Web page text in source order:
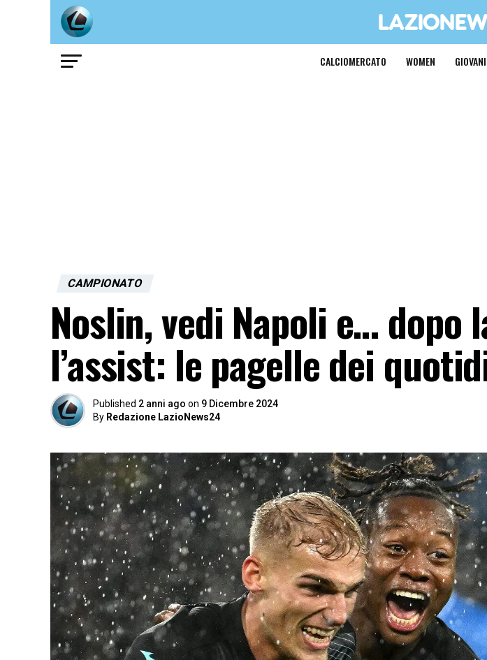
CALCIOMERCATO WOMEN
CAMPIONATO
Noslin, vedi Napoli e…
l’assist: le pagelle dei
Published 2 anni ago on 9 Dicembre 2024
By Redazione LazioNews24